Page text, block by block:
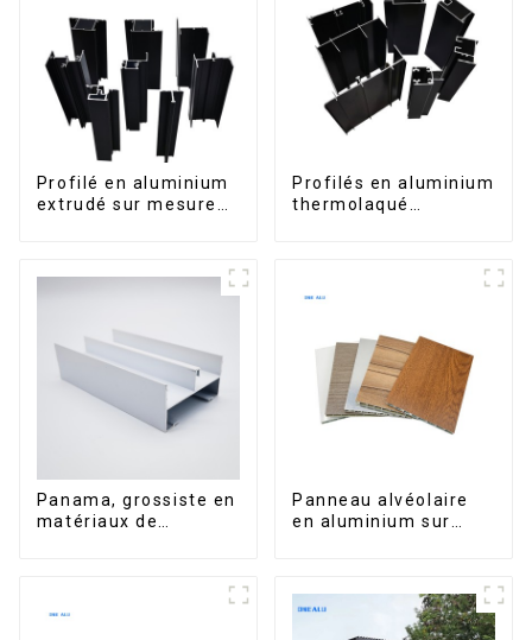
Profilé en aluminium
extrudé sur mesure
Profilés en aluminium
thermolaqué
Panama, grossiste en
matériaux de
Panneau alvéolaire
en aluminium sur
intérieures